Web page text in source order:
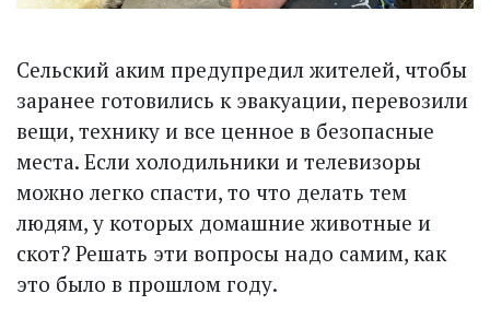
Сельский аким предупредил жителей, чтобы
заранее готовились к эвакуации, перевозили
вещи, технику и все ценное в безопасные
места. Если холодильники и телевизоры
можно легко спасти, то что делать тем
людям, у которых домашние животные и
скот? Решать эти вопросы надо самим, как
это было в прошлом году.